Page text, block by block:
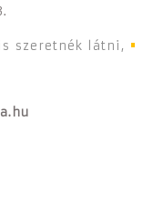
szeretnék látni,